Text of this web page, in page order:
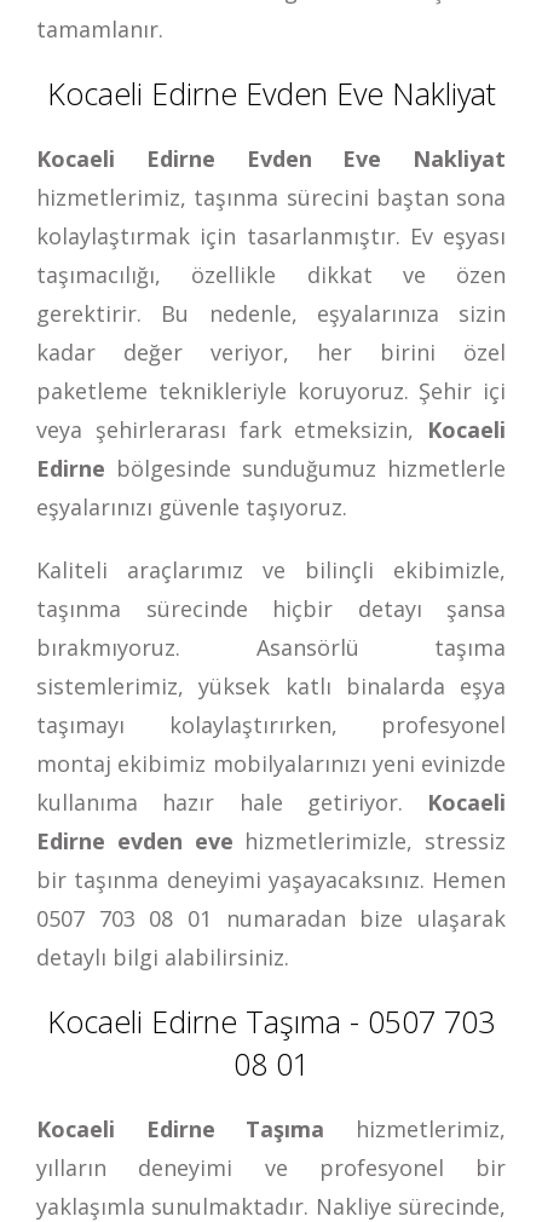
tamamlanır.
Kocaeli Edirne Evden Eve Nakliyat
Kocaeli Edirne Evden Eve Nakliyat
hizmetlerimiz, taşınma sürecini baştan sona
kolaylaştırmak için tasarlanmıştır. Ev eşyası
taşımacılığı, özellikle dikkat ve özen
gerektirir. Bu nedenle, eşyalarınıza sizin
kadar değer veriyor, her birini özel
paketleme teknikleriyle koruyoruz. Şehir içi
veya şehirlerarası fark etmeksizin, Kocaeli
Edirne bölgesinde sunduğumuz hizmetlerle
eşyalarınızı güvenle taşıyoruz.
Kaliteli araçlarımız ve bilinçli ekibimizle,
taşınma sürecinde hiçbir detayı şansa
bırakmıyoruz. Asansörlü taşıma
sistemlerimiz, yüksek katlı binalarda eşya
taşımayı kolaylaştırırken, profesyonel
montaj ekibimiz mobilyalarınızı yeni evinizde
kullanıma hazır hale getiriyor. Kocaeli
Edirne evden eve hizmetlerimizle, stressiz
bir taşınma deneyimi yaşayacaksınız. Hemen
0507 703 08 01
numaradan bize ulaşarak
detaylı bilgi alabilirsiniz.
Kocaeli Edirne Taşıma - 0507 703
08 01
Kocaeli Edirne Taşıma hizmetlerimiz,
yılların deneyimi ve profesyonel bir
yaklaşımla sunulmaktadır. Nakliye sürecinde,